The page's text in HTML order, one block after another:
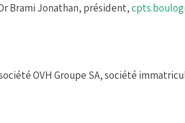
Brami Jonathan, président,cpts.
OVH Groupe SA, société